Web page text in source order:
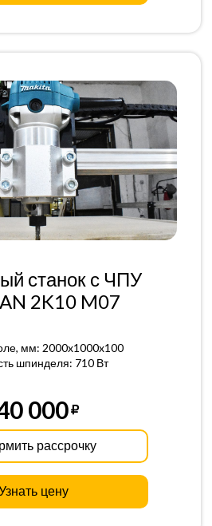
станок с ЧПУ
2K10 M07
мм: 2000x1000x100
шпинделя: 710 Вт
000
рассрочку
цену